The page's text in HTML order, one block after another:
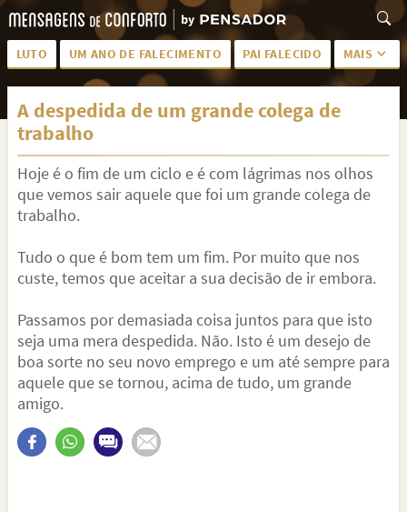
LUTO UM ANO DE FALECIMENTO PAI FALECIDO MAIS
LUTO PARA AMIGA PALAVRAS
SAUDADES DA MÃE PÊSAMES
PÊSAMES PARA AMIGA DESCANSE EM PAZ
MEUS SENTIMENTOS PÊSAMES PARA AMIGO
FRASES DE LUTO PARA AMIGO
TODAS AS CATEGORIAS
A despedida de um grande colega de
trabalho
Hoje é o fim de um ciclo e é com lágrimas nos olhos
que vemos sair aquele que foi um grande colega de
trabalho.
Tudo o que é bom tem um fim. Por muito que nos
custe, temos que aceitar a sua decisão de ir embora.
Passamos por demasiada coisa juntos para que isto
seja uma mera despedida. Não. Isto é um desejo de
boa sorte no seu novo emprego e um até sempre para
aquele que se tornou, acima de tudo, um grande
amigo.